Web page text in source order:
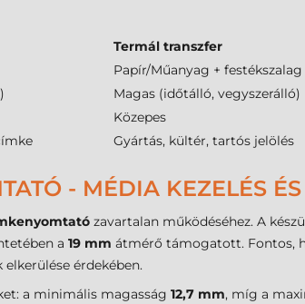
Termál transzfer
Papír/Műanyag + festékszalag
Magas (időtálló, vegyszerálló)
Közepes
Gyártás, kültér, tartós jelölés
- MÉDIA KEZELÉS
zavartalan működéséhez. A
a 19 mm átmérő támogatott. Fontos,
érdekében.
a minimális magasság 12,7 mm, míg a